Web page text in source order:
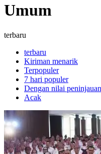
Umum
terbaru
terbaru
Kiriman menarik
Terpopuler
7 hari populer
Dengan nilai peninjauan
Acak